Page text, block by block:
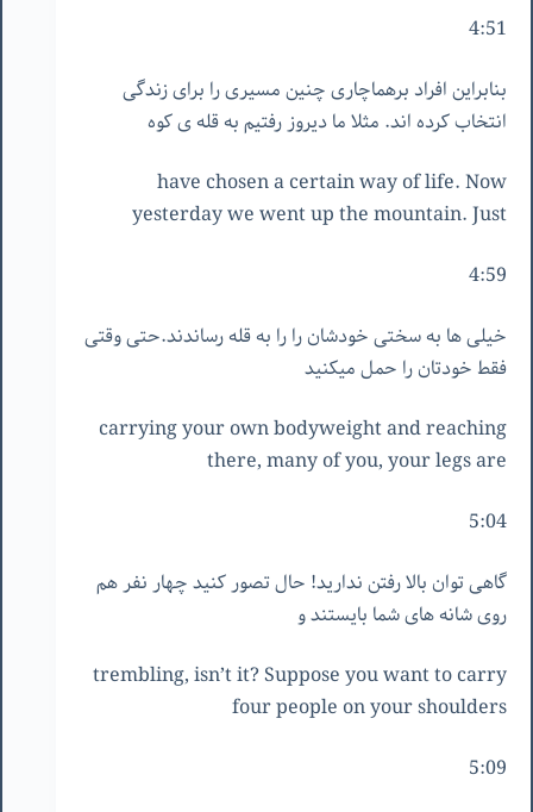
4:51
بنابراین افراد برهماچاری چنین مسیری را برای زندگی
انتخاب کرده اند. مثلا ما دیروز رفتیم به قله ی کوه
have chosen a certain way of life. Now
yesterday we went up the mountain. Just
4:59
خیلی ها به سختی خودشان را را به قله رساندند.حتی وقتی
فقط خودتان را حمل میکنید
carrying your own bodyweight and reaching
there, many of you, your legs are
5:04
گاهی توان بالا رفتن ندارید! حال تصور کنید چهار نفر هم
روی شانه های شما بایستند و
trembling, isn’t it? Suppose you want to carry
four people on your shoulders
5:09